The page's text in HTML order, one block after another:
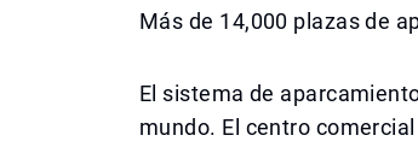
Más de 14,000 plazas de
El sistema de
mundo. El centro